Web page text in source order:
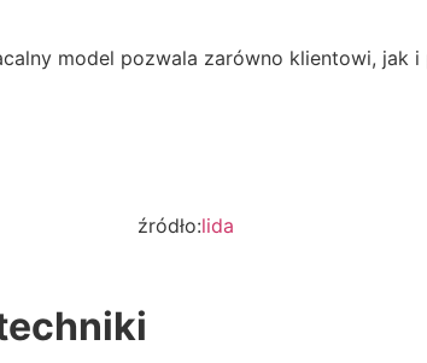
model pozwala zarówno klientowi,
źródło:lida